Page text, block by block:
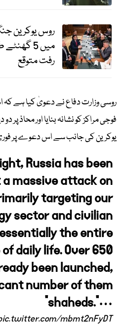
روس یوکرین
میں 5
رفت متوقع
روسی وزارت دفاع نے دعویٰ کیا ہے کہ
فوجی مراکز کو نشانہ بنایا اور محاذ پر
یوکرین کی جانب سے اس دعوے پر
Russia has been
massive attack on
targeting our
sector and civilian
the entire
daily life. Over 650
been launched,
number of them
“shaheds.”…
mbmt2nFyDT